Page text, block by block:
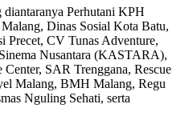
diantaranya Perhutani KPH
Dinas Sosial Kota Batu,
Precet, CV Tunas Adventure,
Nusantara (KASTARA),
SAR Trenggana, Rescue
Malang, BMH Malang, Regu
Nguling Sehati, serta